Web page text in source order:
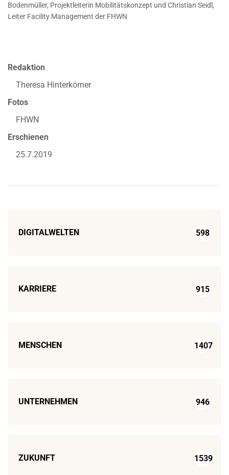
Bodenmüller, Projektleiterin Mobilitätskonzept und Christian Seidl,
Leiter Facility Management der FHWN
Redaktion
Theresa Hinterkörner
Fotos
FHWN
Erschienen
25.7.2019
DIGITALWELTEN 598
KARRIERE 915
MENSCHEN 1407
UNTERNEHMEN 946
ZUKUNFT 1539